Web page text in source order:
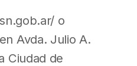
o
Avda. Julio A.
Ciudad de